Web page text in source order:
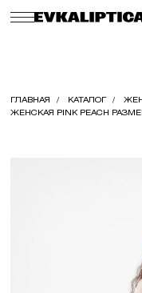
ГЛАВНАЯ КАТАЛОГ
ЖЕНСКАЯ PINK PEACH